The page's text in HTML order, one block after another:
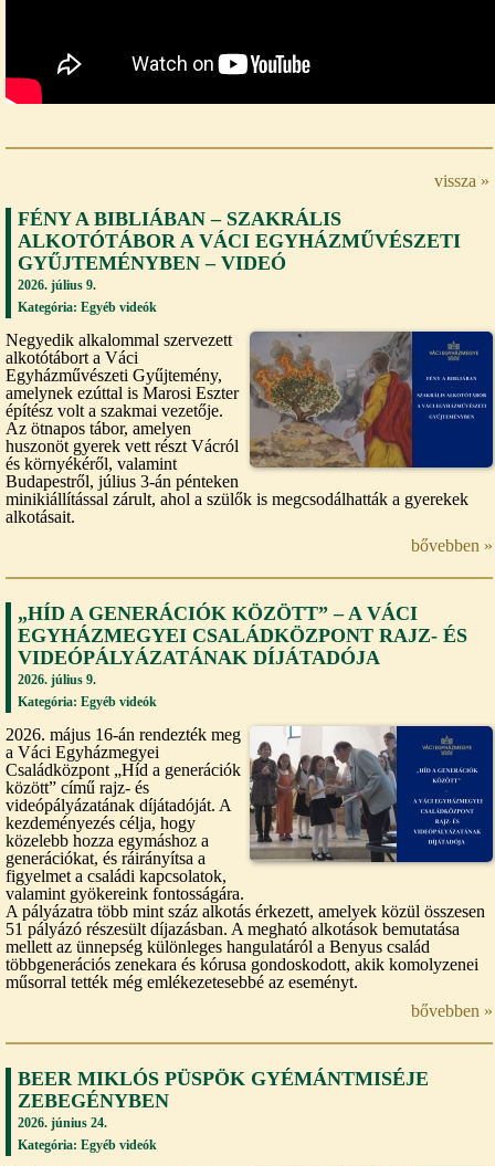
vissza »
FÉNY A BIBLIÁBAN – SZAKRÁLIS
ALKOTÓTÁBOR A VÁCI EGYHÁZMŰVÉSZETI
GYŰJTEMÉNYBEN – VIDEÓ
2026. július 9.
Kategória: Egyéb videók
Negyedik alkalommal szervezett
alkotótábort a Váci
Egyházművészeti Gyűjtemény,
amelynek ezúttal is Marosi Eszter
építész volt a szakmai vezetője.
Az ötnapos tábor, amelyen
huszonöt gyerek vett részt Vácról
és környékéről, valamint
Budapestről, július 3-án pénteken
minikiállítással zárult, ahol a szülők is megcsodálhatták a gyerekek
alkotásait.
bővebben »
„HÍD A GENERÁCIÓK KÖZÖTT” – A VÁCI
EGYHÁZMEGYEI CSALÁDKÖZPONT RAJZ- ÉS
VIDEÓPÁLYÁZATÁNAK DÍJÁTADÓJA
2026. július 9.
Kategória: Egyéb videók
2026. május 16-án rendezték meg
a Váci Egyházmegyei
Családközpont „Híd a generációk
között” című rajz- és
videópályázatának díjátadóját. A
kezdeményezés célja, hogy
közelebb hozza egymáshoz a
generációkat, és ráirányítsa a
figyelmet a családi kapcsolatok,
valamint gyökereink fontosságára.
A pályázatra több mint száz alkotás érkezett, amelyek közül összesen
51 pályázó részesült díjazásban. A megható alkotások bemutatása
mellett az ünnepség különleges hangulatáról a Benyus család
többgenerációs zenekara és kórusa gondoskodott, akik komolyzenei
műsorral tették még emlékezetesebbé az eseményt.
bővebben »
BEER MIKLÓS PÜSPÖK GYÉMÁNTMISÉJE
ZEBEGÉNYBEN
2026. június 24.
Kategória: Egyéb videók